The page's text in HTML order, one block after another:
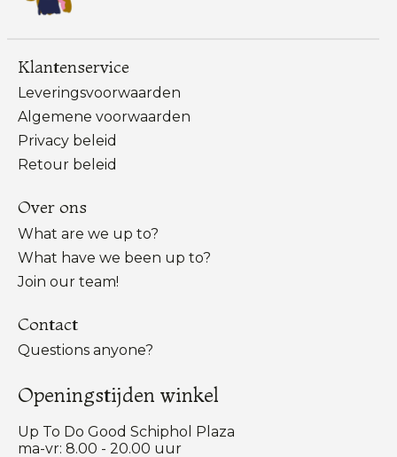
Klantenservice
Leveringsvoorwaarden
Algemene voorwaarden
Privacy beleid
Retour beleid
Over ons
What are we up to?
What have we been up to?
Join our team!
Contact
Questions anyone?
Openingstijden winkel
Up To Do Good Schiphol Plaza
ma-vr: 8.00 - 20.00 uur